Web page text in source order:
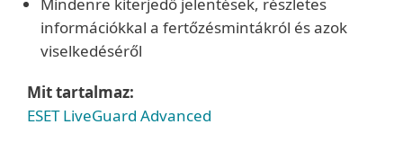
információkkal a fertőzésmintákról és azok
viselkedéséről
Mit tartalmaz:
ESET LiveGuard Advanced